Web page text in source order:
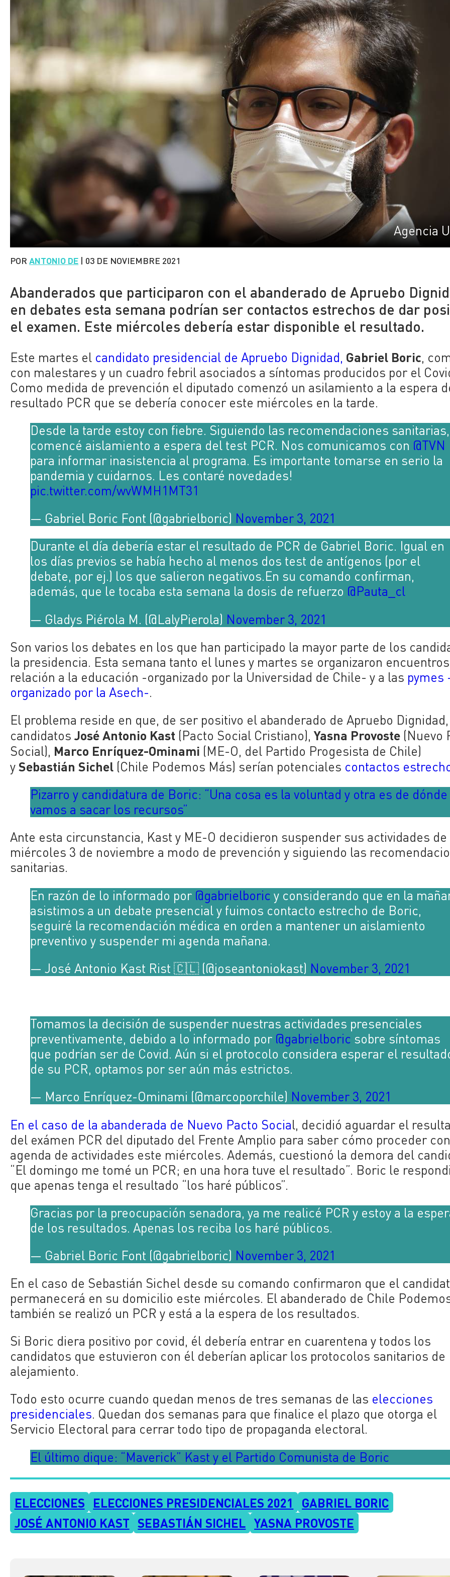
Agencia
PORANTONIO DE | 03 DE NOVIEMBRE 2021
Abanderados que participaron con el abanderado de Apruebo
en debates esta semana podrían ser contactos estrechos de dar
el examen. Este miércoles debería estar disponible el resultado.
Este martes el candidato presidencial de Apruebo Dignidad, Gabriel Boric,
con malestares y un cuadro febril asociados a síntomas producidos por el
Como medida de prevención el diputado comenzó un asilamiento a la espera
resultado PCR que se debería conocer este miércoles en la tarde.
Desde la tarde estoy con fiebre. Siguiendo las recomendaciones sanitarias,
comencé aislamiento a espera del test PCR. Nos comunicamos con @TVN
para informar inasistencia al programa. Es importante tomarse en serio la
pandemia y cuidarnos. Les contaré novedades!
pic.twitter.com/wvWMH1MT31
— Gabriel Boric Font (@gabrielboric) November 3, 2021
Durante el día debería estar el resultado de PCR de Gabriel Boric. Igual en
los días previos se había hecho al menos dos test de antígenos (por el
debate, por ej.) los que salieron negativos.En su comando confirman,
además, que le tocaba esta semana la dosis de refuerzo @Pauta_cl
— Gladys Piérola M. (@LalyPierola) November 3, 2021
Son varios los debates en los que han participado la mayor parte de los
la presidencia. Esta semana tanto el lunes y martes se organizaron
relación a la educación -organizado por la Universidad de Chile- y a las pymes
organizado por la Asech-.
El problema reside en que, de ser positivo el abanderado de Apruebo
candidatosJosé Antonio Kast (Pacto Social Cristiano),Yasna Provoste (Nuevo
Social), Marco Enríquez-Ominami (ME-O, del Partido Progesista de Chile)
ySebastián Sichel (Chile Podemos Más) serían potenciales contactos
Pizarro y candidatura de Boric: “Una cosa es la voluntad y otra es de dónde
vamos a sacar los recursos”
Ante esta circunstancia, Kast y ME-O decidieron suspender sus actividades de
miércoles 3 de noviembre a modo de prevención y siguiendo las
sanitarias.
En razón de lo informado por @gabrielboric y considerando que en la
asistimos a un debate presencial y fuimos contacto estrecho de Boric,
seguiré la recomendación médica en orden a mantener un aislamiento
preventivo y suspender mi agenda mañana.
— José Antonio Kast Rist 🇨🇱 (@joseantoniokast) November 3, 2021
Tomamos la decisión de suspender nuestras actividades presenciales
preventivamente, debido a lo informado por @gabrielboric sobre síntomas
que podrían ser de Covid. Aún si el protocolo considera esperar el
de su PCR, optamos por ser aún más estrictos.
— Marco Enríquez-Ominami (@marcoporchile) November 3, 2021
En el caso de la abanderada de Nuevo Pacto Social, decidió aguardar el
del exámen PCR del diputado del Frente Amplio para saber cómo proceder
agenda de actividades este miércoles. Además, cuestionó la demora del
“El domingo me tomé un PCR; en una hora tuve el resultado”. Boric le
que apenas tenga el resultado “los haré públicos”.
Gracias por la preocupación senadora, ya me realicé PCR y estoy a la
de los resultados. Apenas los reciba los haré públicos.
— Gabriel Boric Font (@gabrielboric) November 3, 2021
En el caso de Sebastián Sichel desde su comando confirmaron que el
permanecerá en su domicilio este miércoles. El abanderado de Chile
también se realizó un PCR y está a la espera de los resultados.
Si Boric diera positivo por covid, él debería entrar en cuarentena y todos los
candidatos que estuvieron con él deberían aplicar los protocolos sanitarios de
alejamiento.
Todo esto ocurre cuando quedan menos de tres semanas de las elecciones
presidenciales. Quedan dos semanas para que finalice el plazo que otorga el
Servicio Electoral para cerrar todo tipo de propaganda electoral.
El último dique: “Maverick” Kast y el Partido Comunista de Boric
ELECCIONES ELECCIONES PRESIDENCIALES 2021
GABRIEL BORIC
JOSÉ ANTONIO KAST SEBASTIÁN SICHEL YASNA PROVOSTE